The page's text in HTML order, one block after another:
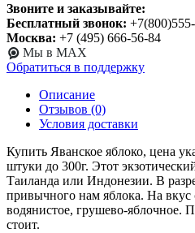
Звоните и заказывайте:
Бесплатный звонок:
Москва: +7 (495) 666-56-84
Мы в MAX
Обратиться в поддержку
Описание
Отзывов (0)
Условия доставки
Купить Яванское яблоко, цена
штуки до 300г. Этот
Таиланда или Индонезии. В
привычного нам яблока. На вкус
водянистое, грушево-яблочное.
стоит.